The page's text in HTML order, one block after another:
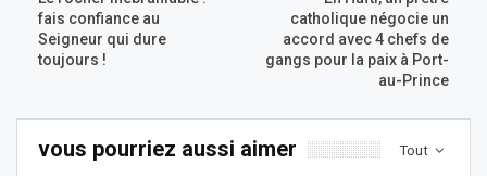
fais confiance au
Seigneur qui dure
toujours !
catholique négocie un
accord avec 4 chefs de
gangs pour la paix à Port-
au-Prince
Tout
vous pourriez aussi aimer